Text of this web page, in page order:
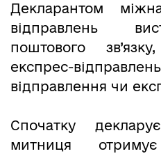
Декларантом
відправлень
поштового
експрес-
відправлення чи
Спочатку
митниця